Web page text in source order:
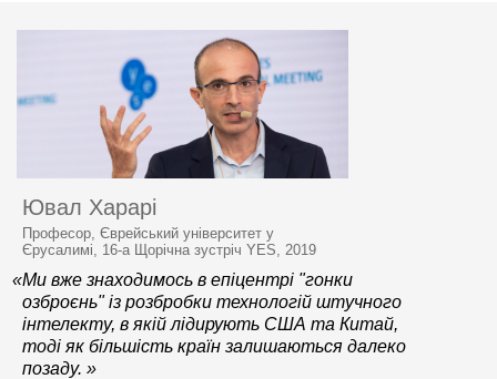
Ювал Харарі
Професор, Єврейський університет у
Єрусалимі, 16-а Щорічна зустріч YES, 2019
«Ми вже знаходимось в епіцентрі "гонки
озброєнь" із розбробки технологій штучного
інтелекту, в якій лідирують США та Китай,
тоді як більшість країн залишаються далеко
позаду. »